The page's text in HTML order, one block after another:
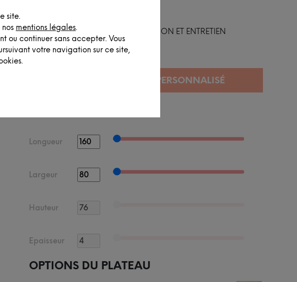
site.
mentions légales.
ou continuer sans accepter. Vous
votre navigation sur ce site,
FINITION ET ENTRETIEN
Longueur
Largeur
Hauteur
Epaisseur
OPTIONS DU PLATEAU